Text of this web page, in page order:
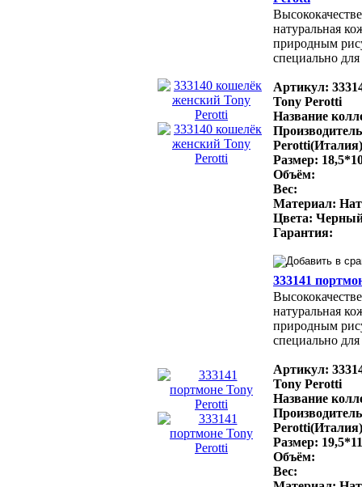
натуральная
природным
специально
Артикул:
Tony Perotti
Название
Perotti(Италия)
Размер:
Объём:
Вес:
Материал:
Цвета:
Гарантия:
333141
натуральная
природным
специально
Артикул:
Tony Perotti
Название
Perotti(Италия)
Размер:
Объём:
Вес: